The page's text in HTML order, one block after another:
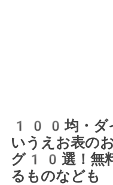
100均・ダ
いうえお表の
グ10選！無
るものなども